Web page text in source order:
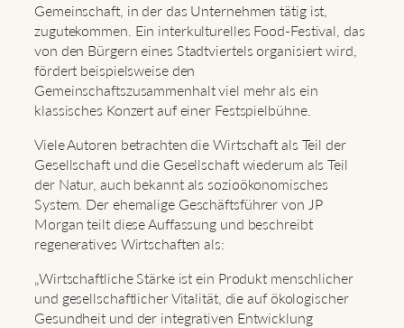
Gemeinschaft, in der das Unternehmen tätig ist,
zugutekommen. Ein interkulturelles Food-Festival, das
von den Bürgern eines Stadtviertels organisiert wird,
fördert beispielsweise den
Gemeinschaftszusammenhalt viel mehr als ein
klassisches Konzert auf einer Festspielbühne.
Viele Autoren betrachten die Wirtschaft als Teil der
Gesellschaft und die Gesellschaft wiederum als Teil
der Natur, auch bekannt als sozioökonomisches
System. Der ehemalige Geschäftsführer von JP
Morgan teilt diese Auffassung und beschreibt
regeneratives Wirtschaften als:
„Wirtschaftliche Stärke ist ein Produkt menschlicher
und gesellschaftlicher Vitalität, die auf ökologischer
Gesundheit und der integrativen Entwicklung